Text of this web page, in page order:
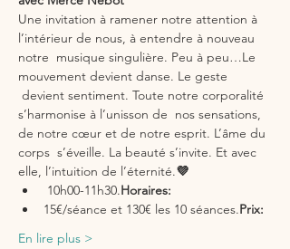
Une invitation à ramener notre attention à
l’intérieur de nous, à entendre à nouveau
notre  musique singulière. Peu à peu…Le
mouvement devient danse. Le geste
devient sentiment. Toute notre corporalité
s’harmonise à l’unisson de  nos sensations,
de notre cœur et de notre esprit. L’âme du
corps  s’éveille. La beauté s’invite. Et avec
elle, l’intuition de l’éternité.💜
10h00-11h30.Horaires:
15€/séance et 130€ les 10 séances.Prix:
En lire plus >